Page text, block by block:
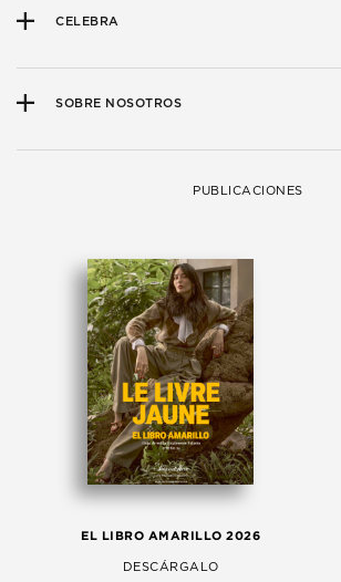
CELEBRA
SOBRE NOSOTROS
PUBLICACIONES
EL LIBRO AMARILLO 2026
DESCÁRGALO